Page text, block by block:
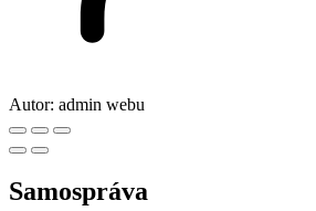
Autor: admin webu
Samospráva